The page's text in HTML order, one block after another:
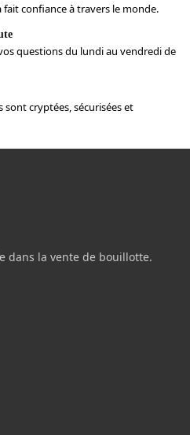
confiance à travers le monde.
questions du lundi au vendredi de
sont cryptées, sécurisées et
dans la vente de bouillotte.